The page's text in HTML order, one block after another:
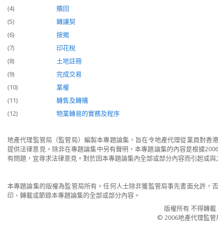
(4)
贖回
(5)
轉讓契
(6)
按揭
(7)
印花稅
(8)
土地註冊
(9)
完成交易
(10)
業權
(11)
轉售及轉購
(12)
物業轉易的實務及程序
地產代理監管局（監管局）編製本專題論集，旨在令地產代理從業員對香
提供法律意見。除非在專題論集中另有聲明，本專題論集的內容是根據
有問題，宜尋求法律意見。對於因本專題論集內全部或部分內容而引起或
本專題論集的版權為監管局所有。任何人士除非獲監管局事先書面允許，
印、轉載或節錄本專題論集的全部或部分內容。
版權所有 不得轉載
© 2006地產代理監管